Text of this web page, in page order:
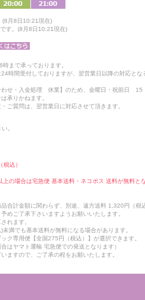
(8月8日10:21現在)
す。(8月8日10:21現在)
まで承っております。
時間受付しておりますが、翌営業日以降の対応とな
わせ・入金処理 休業】のため、金曜日・祝前日 15
承りかねます。
ご質問は、翌営業日に対応させて頂きます。
。
税込）
の場合は宅急便 基本送料・ネコポス 送料が無料と
合計金額に関わらず、別途、遠方送料 1,320円（税
めご了承下さいますようお願いいたします。
れます。
満でも基本送料が無料になる場合があります。
ク専用便【全国275円（税込）】が選択できます。
はヤマト運輸 宅急便での発送となります）
ますので、ご了承の程をお願いたします。